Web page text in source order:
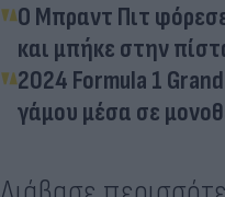
Ο Μπραντ Πιτ
και μπήκε στην
2024 Formula 1
γάμου μέσα σε